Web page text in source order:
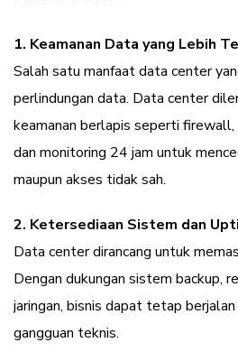
1. Keamanan Data yang Lebih
Salah satu manfaat data center
perlindungan data. Data center
keamanan berlapis seperti
dan monitoring 24 jam untuk
maupun akses tidak sah.
2. Ketersediaan Sistem dan
Data center dirancang untuk
Dengan dukungan sistem backup,
jaringan, bisnis dapat tetap
gangguan teknis.